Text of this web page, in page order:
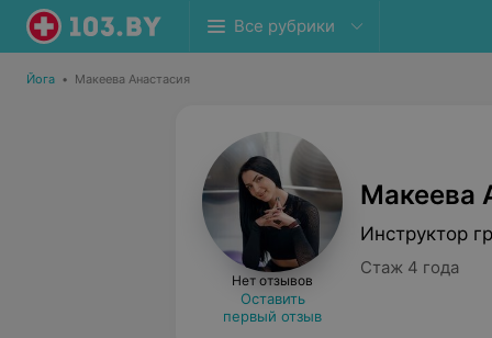
Все рубрики
Йога • Макеева Анастасия
Нет отзывов
Оставить
первый отзыв
Макеева
Инструктор
Стаж 4 года